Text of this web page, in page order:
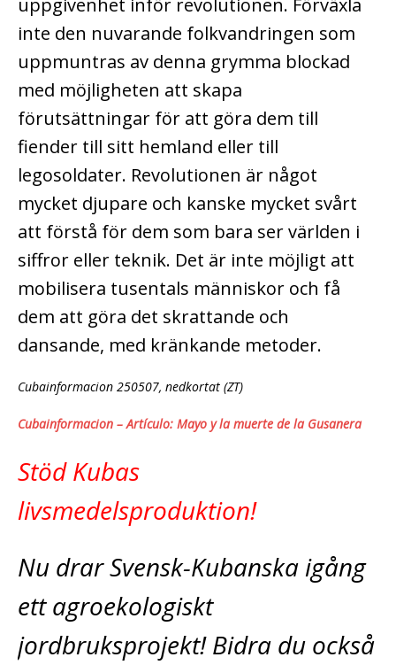
inte den nuvarande folkvandringen som
uppmuntras av denna grymma blockad
med möjligheten att skapa
förutsättningar för att göra dem till
fiender till sitt hemland eller till
legosoldater. Revolutionen är något
mycket djupare och kanske mycket svårt
att förstå för dem som bara ser världen i
siffror eller teknik. Det är inte möjligt att
mobilisera tusentals människor och få
dem att göra det skrattande och
dansande, med kränkande metoder.
Cubainformacion 250507, nedkortat (ZT)
Cubainformacion – Artículo: Mayo y la muerte de la Gusanera
Stöd Kubas
livsmedelsproduktion!
Nu drar Svensk-Kubanska igång
ett agroekologiskt
jordbruksprojekt! Bidra du också